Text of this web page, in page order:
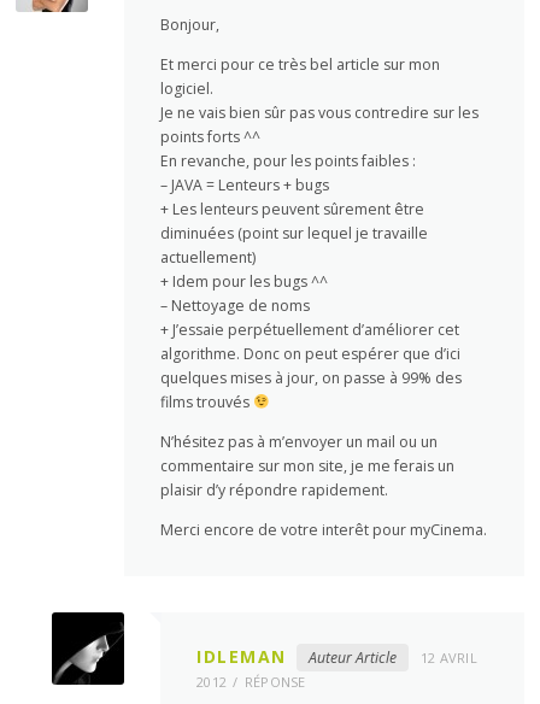
Bonjour,
Et merci pour ce très bel article sur mon
logiciel.
Je ne vais bien sûr pas vous contredire sur les
points forts ^^
En revanche, pour les points faibles :
– JAVA = Lenteurs + bugs
+ Les lenteurs peuvent sûrement être
diminuées (point sur lequel je travaille
actuellement)
+ Idem pour les bugs ^^
– Nettoyage de noms
+ J’essaie perpétuellement d’améliorer cet
algorithme. Donc on peut espérer que d’ici
quelques mises à jour, on passe à 99% des
films trouvés
N’hésitez pas à m’envoyer un mail ou un
commentaire sur mon site, je me ferais un
plaisir d’y répondre rapidement.
Merci encore de votre interêt pour myCinema.
IDLEMAN Auteur Article
12 AVRIL
2012
RÉPONSE